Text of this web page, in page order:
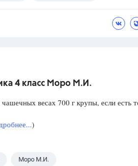
4 класс Моро М.И.
весах 700 г крупы, если есть
)
Моро М.И.